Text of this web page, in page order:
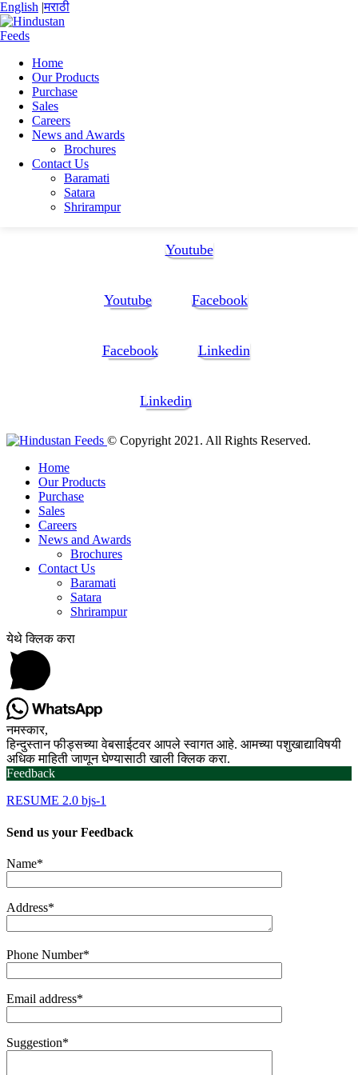
English |मराठी
Home
Our Products
Purchase
Sales
Careers
News and Awards
Brochures
Contact Us
Baramati
Satara
Shrirampur
Home
Bhaskar Jyoti sarkar
RESUME 2.0 bjs-1
RESUME 2.0 bjs-1
RESUME 2.0 bjs-1
Youtube
Youtube Facebook
Facebook Linkedin
Linkedin
© Copyright 2021. All Rights Reserved.
Home
Our Products
Purchase
Sales
Careers
News and Awards
Brochures
Contact Us
Baramati
Satara
Shrirampur
येथे क्लिक करा
नमस्कार,
हिन्दुस्तान फीड्सच्या वेबसाईटवर आपले स्वागत आहे. आमच्या पशुखाद्याविषयी
अधिक माहिती जाणून घेण्यासाठी खाली क्लिक करा.
Feedback
RESUME 2.0 bjs-1
Send us your Feedback
Name*
Address*
Phone Number*
Email address*
Suggestion*